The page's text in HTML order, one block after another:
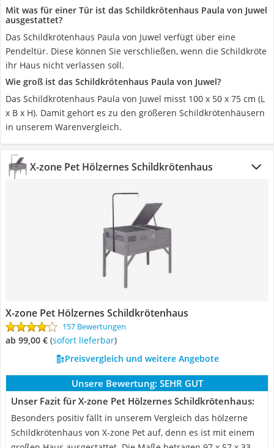
Mit was für einer Tür ist das Schildkrötenhaus Paula von Juwel
ausgestattet?
Das Schildkrötenhaus Paula von Juwel verfügt über eine
Pendeltür. Diese können Sie verschließen, wenn die Schildkröte
ihr Haus nicht verlassen soll.
Wie groß ist das Schildkrötenhaus Paula von Juwel?
Das Schildkrötenhaus Paula von Juwel misst 100 x 50 x 75 cm (L
x B x H). Damit gehört es zu den größeren Schildkrötenhäusern
in unserem Warenvergleich.
X-zone Pet Hölzernes Schildkrötenhaus
X-zone Pet Hölzernes Schildkrötenhaus
157 Bewertungen
ab 99,00 € ( Sofort lieferbar)
Preisvergleich und weitere Angebote
Unsere Bewertung: SEHR GUT
Unser Fazit für X-zone Pet Hölzernes Schildkrötenhaus:
Besonders positiv fällt in unserem Vergleich das hölzerne
Schildkrötenhaus von X-zone Pet auf, denn es ist mit einem